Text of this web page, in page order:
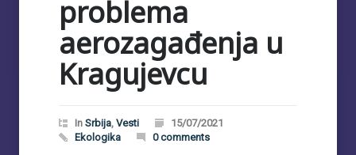
problema
aerozagađenja u
Kragujevcu
In Srbija, Vesti
15/07/2021
Ekologika
0 comments